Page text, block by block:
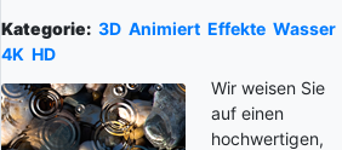
Kategorie: 3D Animiert Effekte Wasser
4K HD
Wir weisen Sie
auf einen
hochwertigen,